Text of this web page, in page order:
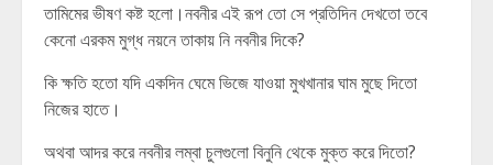
তামিমের ভীষণ কষ্ট হলো।নবনীর এই রূপ তো সে প্রতিদিন দেখতো তবে
কেনো এরকম মুগ্ধ নয়নে তাকায় নি নবনীর দিকে?
কি ক্ষতি হতো যদি একদিন ঘেমে ভিজে যাওয়া মুখখানার ঘাম মুছে দিতো
নিজের হাতে।
অথবা আদর করে নবনীর লম্বা চুলগুলো বিনুনি থেকে মুক্ত করে দিতো?